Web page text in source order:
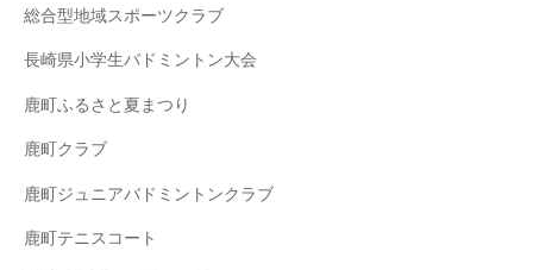
総合型地域スポーツクラブ
長崎県小学生バドミントン大会
鹿町ふるさと夏まつり
鹿町クラブ
鹿町ジュニアバドミントンクラブ
鹿町テニスコート